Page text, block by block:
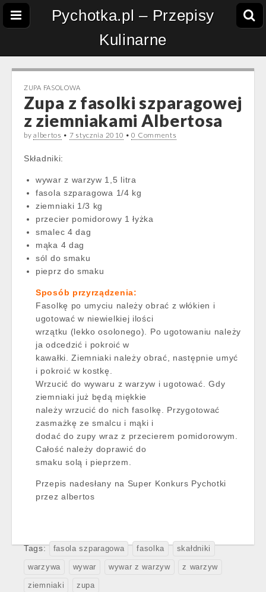
Pychotka.pl – Przepisy
Kulinarne
ZUPA FASOLOWA
Zupa z fasolki szparagowej
z ziemniakami Albertosa
byalbertos • 7 stycznia 2010 •0 Comments
Składniki:
wywar z warzyw 1,5 litra
fasola szparagowa 1/4 kg
ziemniaki 1/3 kg
przecier pomidorowy 1 łyżka
smalec 4 dag
mąka 4 dag
sól do smaku
pieprz do smaku
Sposób przyrządzenia:
Fasolkę po umyciu należy obrać z włókien i
ugotować w niewielkiej ilości
wrzątku (lekko osolonego). Po ugotowaniu należy
ja odcedzić i pokroić w
kawałki. Ziemniaki należy obrać, następnie umyć
i pokroić w kostkę.
Wrzucić do wywaru z warzyw i ugotować. Gdy
ziemniaki już będą miękkie
należy wrzucić do nich fasolkę. Przygotować
zasmażkę ze smalcu i mąki i
dodać do zupy wraz z przecierem pomidorowym.
Całość należy doprawić do
smaku solą i pieprzem.
Przepis nadesłany na Super Konkurs Pychotki
przez albertos
Tags: fasola szparagowa fasolka skałdniki
warzywa wywar wywar z warzyw z warzyw
ziemniaki zupa